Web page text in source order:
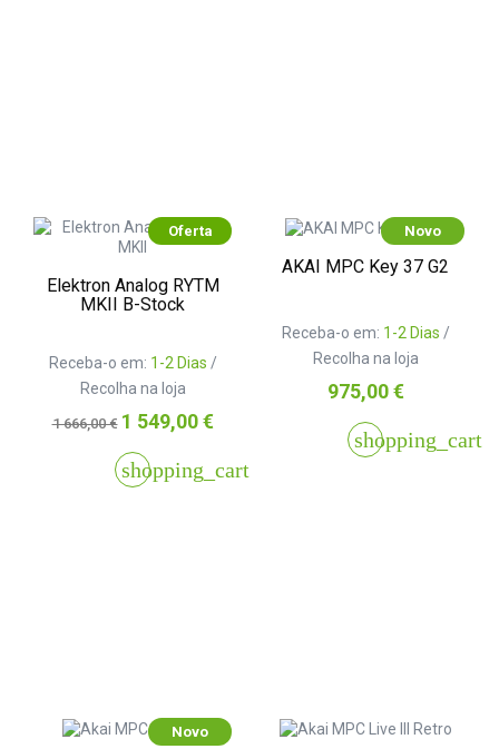
Oferta
Elektron Analog RYTM
MKII B-Stock
Receba-o em: 1-2 Dias /
Recolha na loja
Preço
normal
1 666,00 € Preço
1 549,00 €
shopping_cart
Novo
AKAI MPC Key 37 G2
Receba-o em: 1-2 Dias /
Recolha na loja
Preço
975,00 €
shopping_cart
Novo